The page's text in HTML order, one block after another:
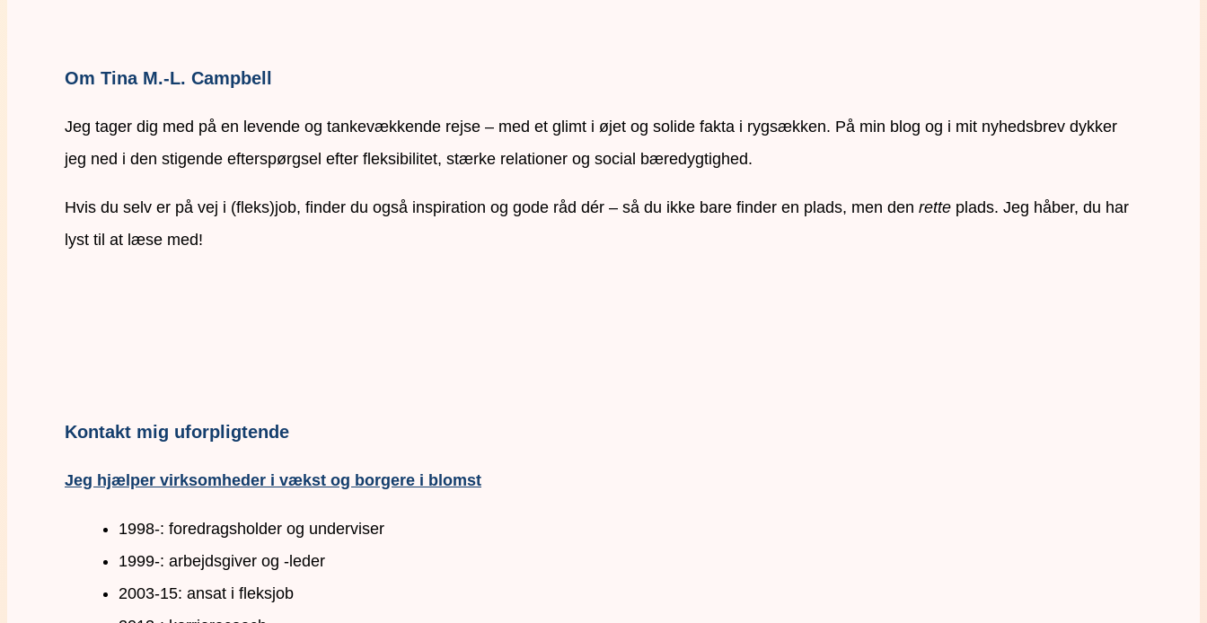
Om Tina M.-L. Campbell
Jeg tager dig med på en levende og tankevækkende rejse – med et glimt i øjet og solide fakta i rygsækken. På min blog og i mit nyhedsbrev dykker
jeg ned i den stigende efterspørgsel efter fleksibilitet, stærke relationer og social bæredygtighed.
Hvis du selv er på vej i (fleks)job, finder du også inspiration og gode råd dér – så du ikke bare finder en plads, men den rette plads. Jeg håber, du har
lyst til at læse med!
Kontakt mig uforpligtende
Jeg hjælper virksomheder i vækst og borgere i blomst
1998-: foredragsholder og underviser
1999-: arbejdsgiver og -leder
2003-15: ansat i fleksjob